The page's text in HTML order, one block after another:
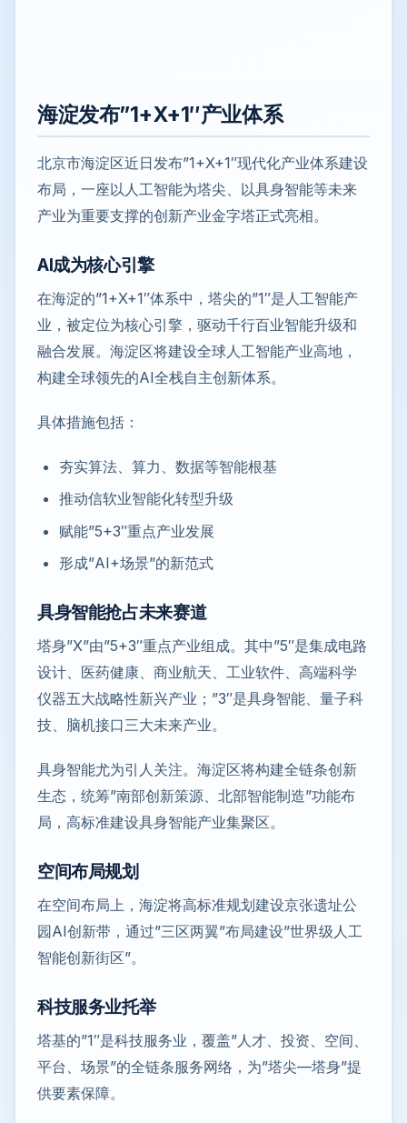
海淀发布”1+X+1″产业体系
北京市海淀区近日发布”1+X+1″现代化产业体系建设
布局，一座以人工智能为塔尖、以具身智能等未来
产业为重要支撑的创新产业金字塔正式亮相。
AI成为核心引擎
在海淀的”1+X+1″体系中，塔尖的”1″是人工智能产
业，被定位为核心引擎，驱动千行百业智能升级和
融合发展。海淀区将建设全球人工智能产业高地，
构建全球领先的AI全栈自主创新体系。
具体措施包括：
夯实算法、算力、数据等智能根基
推动信软业智能化转型升级
赋能”5+3″重点产业发展
形成”AI+场景”的新范式
具身智能抢占未来赛道
塔身”X”由”5+3″重点产业组成。其中”5″是集成电路
设计、医药健康、商业航天、工业软件、高端科学
仪器五大战略性新兴产业；”3″是具身智能、量子科
技、脑机接口三大未来产业。
具身智能尤为引人关注。海淀区将构建全链条创新
生态，统筹”南部创新策源、北部智能制造”功能布
局，高标准建设具身智能产业集聚区。
空间布局规划
在空间布局上，海淀将高标准规划建设京张遗址公
园AI创新带，通过”三区两翼”布局建设”世界级人工
智能创新街区”。
科技服务业托举
塔基的”1″是科技服务业，覆盖”人才、投资、空间、
平台、场景”的全链条服务网络，为”塔尖—塔身”提
供要素保障。